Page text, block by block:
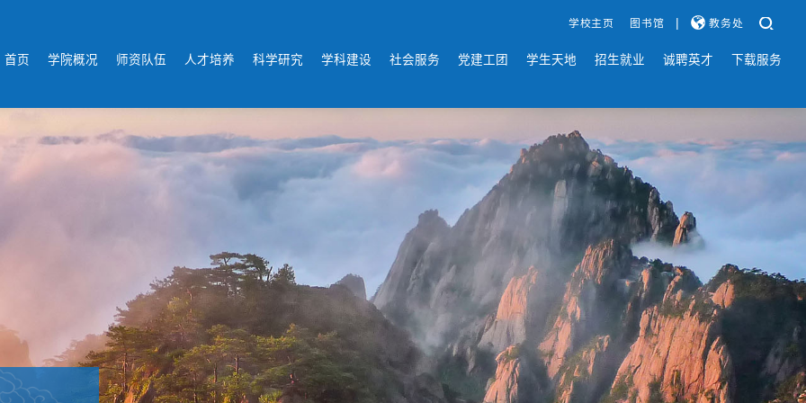
学校主页 图书馆 教务处
首页 学院概况 师资队伍 人才培养 科学研究 学科建设 社会服务 党建工团 学生天地 招生就业 诚聘英才 下载服务